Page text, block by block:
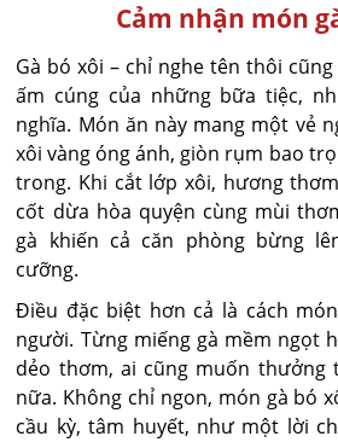
Cảm nhận món
Gà bó xôi – chỉ nghe tên thôi
ấm cúng của những bữa tiệc,
nghĩa. Món ăn này mang một vẻ
xôi vàng óng ánh, giòn rụm bao
trong. Khi cắt lớp xôi, hương
cốt dừa hòa quyện cùng mùi
gà khiến cả căn phòng bừng
cưỡng.
Điều đặc biệt hơn cả là cách
người. Từng miếng gà mềm ngọt
dẻo thơm, ai cũng muốn
nữa. Không chỉ ngon, món gà bó
cầu kỳ, tâm huyết, như một lời